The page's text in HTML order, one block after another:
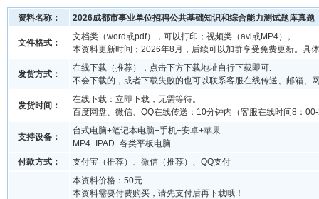
资料名称： 2026成都市事业单位招聘公共基础知识和综合能力测试题库真题
文件格式：
文档类（word或pdf），可以打印；视频类（avi或MP4）。
本资料更新时间；2026年8月，后续可以加群享受免费更新。具
发货方式：
在线下载（推荐），点击下方下载地址自行下载即可.
不会下载的，或者下载失败的也可以联系客服在线传送、邮箱、
发货时间：
在线下载：立即下载，无需等待。
百度网盘、微信、QQ在线传送：10分钟内（客服在线时间8：
支持设备：
台式电脑+笔记本电脑+手机+安卓+苹果
MP4+IPAD+各类平板电脑
付款方式：
支付宝（推荐）、微信（推荐）、QQ支付
本资料价格：50元
本资料需要付费购买，请先支付后再下载哦！